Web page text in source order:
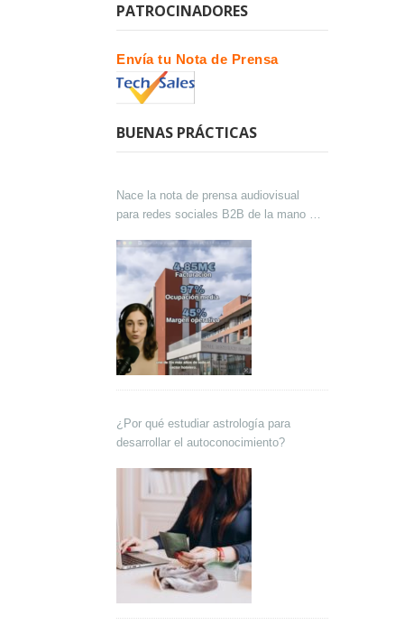
PATROCINADORES
Envía tu Nota de Prensa
BUENAS PRÁCTICAS
Nace la nota de prensa audiovisual
para redes sociales B2B de la mano de
¿Por qué estudiar astrología para
desarrollar el autoconocimiento?